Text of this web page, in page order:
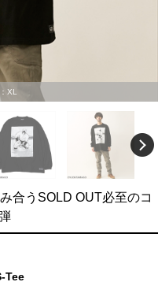
XL
合うSOLD OUT必至のコ
Tee